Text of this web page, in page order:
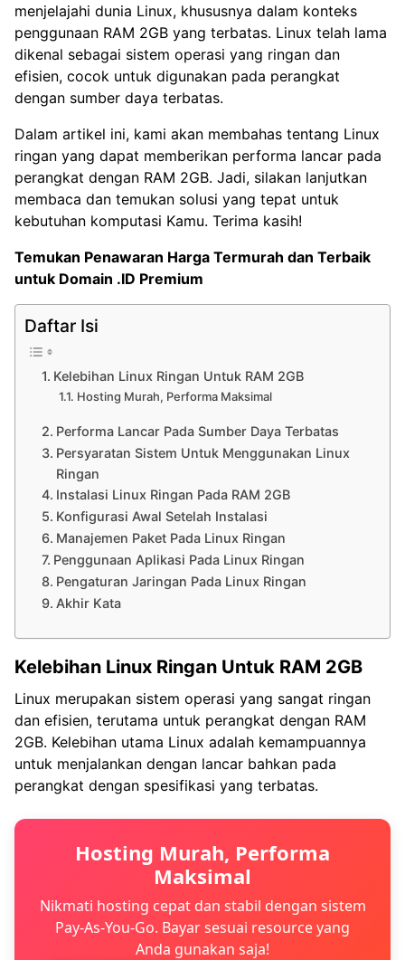
menjelajahi dunia Linux, khususnya dalam konteks
penggunaan RAM 2GB yang terbatas. Linux telah lama
dikenal sebagai sistem operasi yang ringan dan
efisien, cocok untuk digunakan pada perangkat
dengan sumber daya terbatas.
Dalam artikel ini, kami akan membahas tentang Linux
ringan yang dapat memberikan performa lancar pada
perangkat dengan RAM 2GB. Jadi, silakan lanjutkan
membaca dan temukan solusi yang tepat untuk
kebutuhan komputasi Kamu. Terima kasih!
Temukan Penawaran Harga Termurah dan Terbaik
untuk Domain .ID Premium
Daftar Isi
Kelebihan Linux Ringan Untuk RAM 2GB
Hosting Murah, Performa Maksimal
Performa Lancar Pada Sumber Daya Terbatas
Persyaratan Sistem Untuk Menggunakan Linux
Ringan
Instalasi Linux Ringan Pada RAM 2GB
Konfigurasi Awal Setelah Instalasi
Manajemen Paket Pada Linux Ringan
Penggunaan Aplikasi Pada Linux Ringan
Pengaturan Jaringan Pada Linux Ringan
Akhir Kata
Kelebihan Linux Ringan Untuk RAM 2GB
Linux merupakan sistem operasi yang sangat ringan
dan efisien, terutama untuk perangkat dengan RAM
2GB. Kelebihan utama Linux adalah kemampuannya
untuk menjalankan dengan lancar bahkan pada
perangkat dengan spesifikasi yang terbatas.
Hosting Murah, Performa
Maksimal
Nikmati hosting cepat dan stabil dengan sistem
Pay-As-You-Go. Bayar sesuai resource yang
Anda gunakan saja!